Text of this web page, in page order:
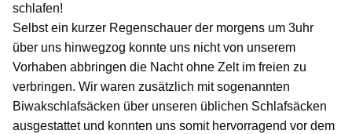
schlafen!
Selbst ein kurzer Regenschauer der morgens um 3uhr
über uns hinwegzog konnte uns nicht von unserem
Vorhaben abbringen die Nacht ohne Zelt im freien zu
verbringen. Wir waren zusätzlich mit sogenannten
Biwakschlafsäcken über unseren üblichen Schlafsäcken
ausgestattet und konnten uns somit hervorragend vor dem